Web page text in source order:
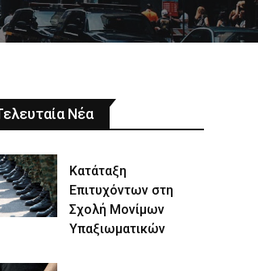
Νέα
Κατάταξη
Επιτυχόντων στη
Σχολή Μονίμων
Υπαξιωματικών